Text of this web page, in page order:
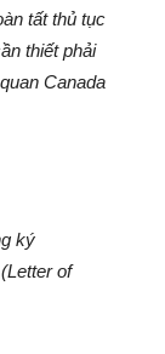
tất thủ tục
thiết phải
Canada
ký
of